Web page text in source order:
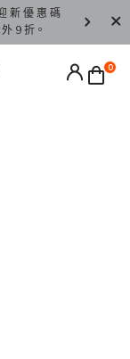
新 優 惠 碼
9 折。
香 港 / 澳
0